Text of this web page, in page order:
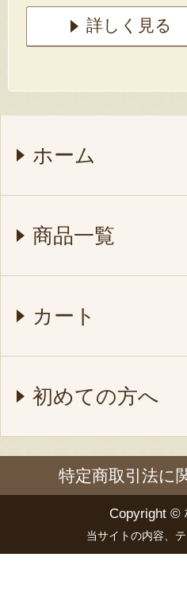
詳しく見る
ホーム
商品一覧
カート
初めての方へ
特定商取引法に
Copyright ©
当サイトの内容、